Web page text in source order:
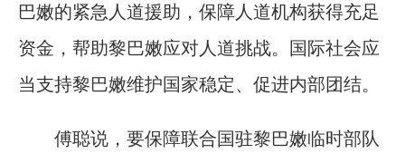
巴嫩的紧急人道援助，保障人道机构获得充足
资金，帮助黎巴嫩应对人道挑战。国际社会应
当支持黎巴嫩维护国家稳定、促进内部团结。
傅聪说，要保障联合国驻黎巴嫩临时部队